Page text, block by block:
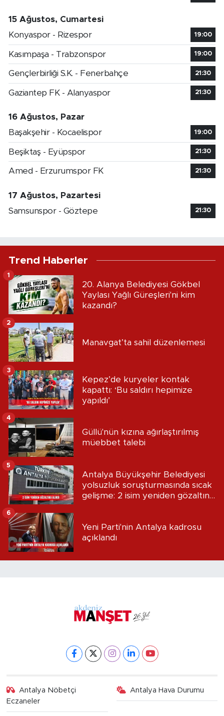
15 Ağustos, Cumartesi
Konyaspor - Rizespor
19:00
Kasımpaşa - Trabzonspor 19:00
Gençlerbirliği S.K. - Fenerbahçe 21:30
Gaziantep FK - Alanyaspor 21:30
16 Ağustos, Pazar
Başakşehir - Kocaelispor
19:00
Beşiktaş - Eyüpspor 21:30
Amed - Erzurumspor FK 21:30
17 Ağustos, Pazartesi
Samsunspor - Göztepe
21:30
Trend Haberler
20. Alanya Belediyesi Gökbel
Yaylası Yağlı Güreşleri'ni kim
kazandı?
1
Manavgat’ta sahil düzenlemesi
2
Kepez’de kuryeler kontak
kapattı: ‘Bu saldırı hepimize
yapıldı’
3
Güllü'nün kızına ağırlaştırılmış
müebbet talebi
4
Antalya Büyükşehir Belediyesi
yolsuzluk soruşturmasında sıcak
gelişme: 2 isim yeniden gözaltına
5
Yeni Parti'nin Antalya kadrosu
açıklandı
6
Antalya Nöbetçi
Eczaneler
Antalya Hava Durumu